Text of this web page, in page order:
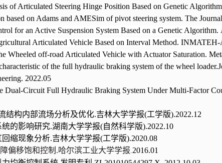
of Articulated Steering Hinge Position Based on Genetic
based on Adams and AMESim of pivot steering system. The
for an Active Suspension System Based on a Genetic Algorithm.
Articulated Vehicle Based on Interval Method. INMATEH-
Wheeled off-road Articulated Vehicle with Actuator Saturation.
of the full hydraulic braking system of the wheel
2022.05
Dual-Circuit Full Hydraulic Braking System Under Multi-Factor
结构内部流场分析及优化.吉林大学学报(工学版).2022.12
的影响研究.湖南大学学报(自然科学版).2022.10
缩现象分析.吉林大学学报(工学版).2020.08
偏移饱和控制.哈尔滨工业大学学报.2016.01